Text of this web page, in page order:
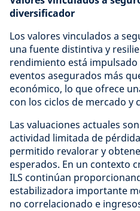
diversificador
Los valores vinculados a
una fuente distintiva y
rendimiento está
eventos asegurados más
económico, lo que ofrece
con los ciclos de mercado y
Las valuaciones actuales
actividad limitada de
permitido revalorar y
esperados. En un contexto
ILS continúan
estabilizadora importante
no correlacionado e